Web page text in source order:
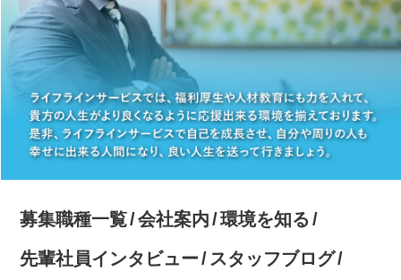
募集職種一覧 会社案内
環境を知る
先輩社員インタビュー
スタッフブログ